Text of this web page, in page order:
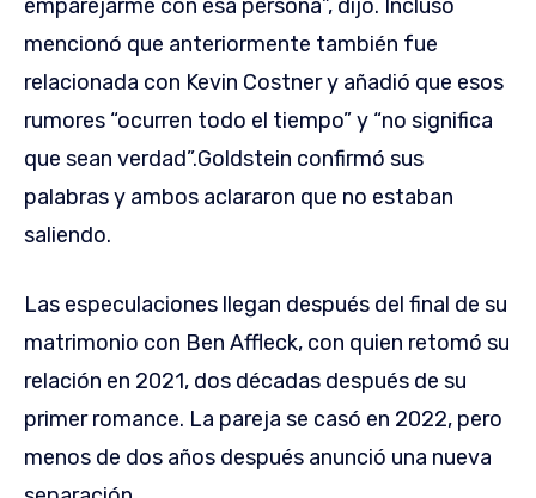
emparejarme con esa persona”, dijo. Incluso
mencionó que anteriormente también fue
relacionada con Kevin Costner y añadió que esos
rumores “ocurren todo el tiempo” y “no significa
que sean verdad”.Goldstein confirmó sus
palabras y ambos aclararon que no estaban
saliendo.
Las especulaciones llegan después del final de su
matrimonio con Ben Affleck, con quien retomó su
relación en 2021, dos décadas después de su
primer romance. La pareja se casó en 2022, pero
menos de dos años después anunció una nueva